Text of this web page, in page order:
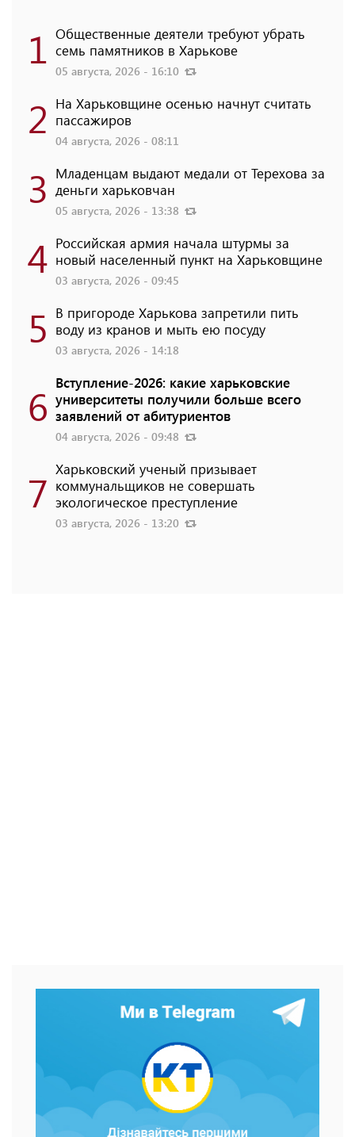
1 Общественные деятели требуют убрать
семь памятников в Харькове
05 августа, 2026 - 16:10
2 На Харьковщине осенью начнут считать
пассажиров
04 августа, 2026 - 08:11
3 Младенцам выдают медали от Терехова за
деньги харьковчан
05 августа, 2026 - 13:38
4 Российская армия начала штурмы за
новый населенный пункт на Харьковщине
03 августа, 2026 - 09:45
5 В пригороде Харькова запретили пить
воду из кранов и мыть ею посуду
03 августа, 2026 - 14:18
6 Вступление-2026: какие харьковские
университеты получили больше всего
заявлений от абитуриентов
04 августа, 2026 - 09:48
7 Харьковский ученый призывает
коммунальщиков не совершать
экологическое преступление
03 августа, 2026 - 13:20